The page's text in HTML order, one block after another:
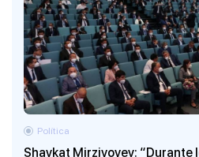
Shavkat Mirziyoyev: “Durante
Política